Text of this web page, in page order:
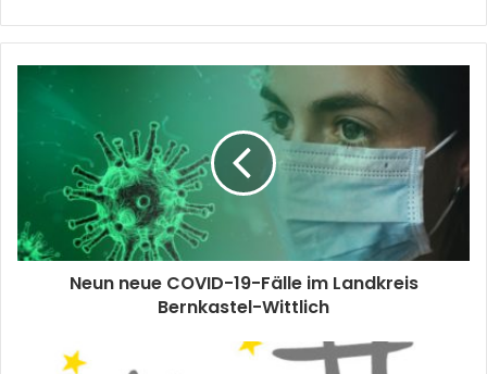
Neun neue COVID-19-Fälle im Landkreis
Bernkastel-Wittlich